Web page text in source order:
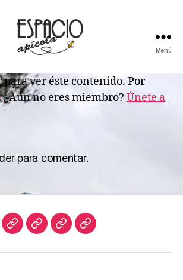
APICOLA
Menú
para ver éste contenido. Por
¿Aún no eres miembro? Únete a
para comentar.
Apicultura
Join AccesoBiblioteca